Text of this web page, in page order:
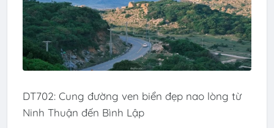
DT702: Cung đường ven biển đẹp nao lòng từ
Ninh Thuận đến Bình Lập